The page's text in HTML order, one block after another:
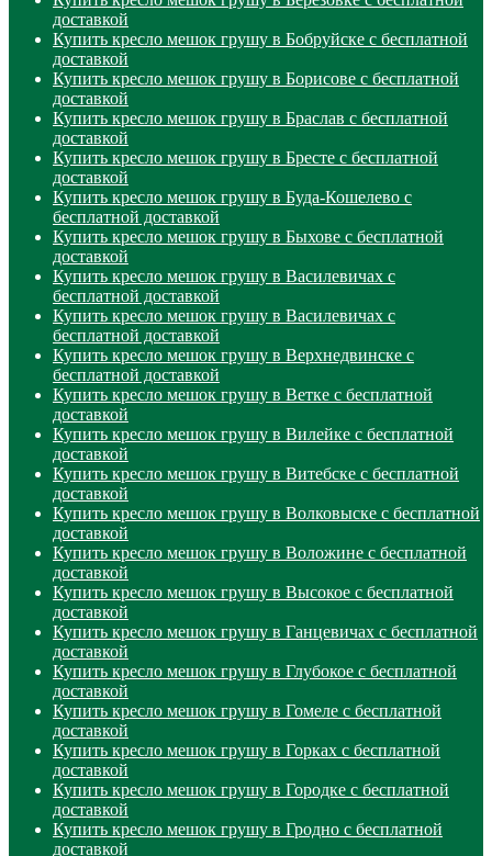
доставкой
Купить кресло мешок грушу в Бобруйске с бесплатной
доставкой
Купить кресло мешок грушу в Борисове с бесплатной
доставкой
Купить кресло мешок грушу в Браслав с бесплатной
доставкой
Купить кресло мешок грушу в Бресте с бесплатной
доставкой
Купить кресло мешок грушу в Буда-Кошелево с
бесплатной доставкой
Купить кресло мешок грушу в Быхове с бесплатной
доставкой
Купить кресло мешок грушу в Василевичах с
бесплатной доставкой
Купить кресло мешок грушу в Василевичах с
бесплатной доставкой
Купить кресло мешок грушу в Верхнедвинске с
бесплатной доставкой
Купить кресло мешок грушу в Ветке с бесплатной
доставкой
Купить кресло мешок грушу в Вилейке с бесплатной
доставкой
Купить кресло мешок грушу в Витебске с бесплатной
доставкой
Купить кресло мешок грушу в Волковыске с бесплатной
доставкой
Купить кресло мешок грушу в Воложине с бесплатной
доставкой
Купить кресло мешок грушу в Высокое с бесплатной
доставкой
Купить кресло мешок грушу в Ганцевичах с бесплатной
доставкой
Купить кресло мешок грушу в Глубокое с бесплатной
доставкой
Купить кресло мешок грушу в Гомеле с бесплатной
доставкой
Купить кресло мешок грушу в Горках с бесплатной
доставкой
Купить кресло мешок грушу в Городке с бесплатной
доставкой
Купить кресло мешок грушу в Гродно с бесплатной
доставкой